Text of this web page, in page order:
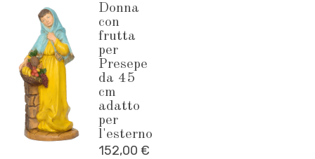
l'esterno
quantità
Donna
con
frutta
per
Presepe
da 45
cm
adatto
per
l'esterno
152,00 €